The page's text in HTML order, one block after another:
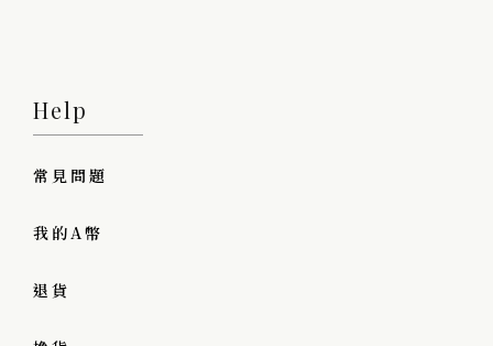
Help
常見問題
我的A幣
退貨